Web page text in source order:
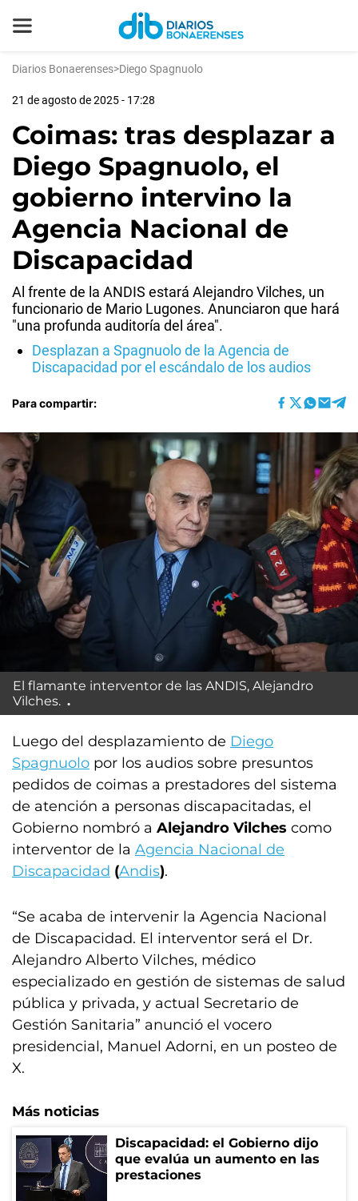
Diarios Bonaerenses>Diego Spagnuolo
21 de agosto de 2025 - 17:28
Coimas: tras desplazar a
Diego Spagnuolo, el
gobierno intervino la
Agencia Nacional de
Discapacidad
Al frente de la ANDIS estará Alejandro Vilches, un
funcionario de Mario Lugones. Anunciaron que hará
"una profunda auditoría del área".
Desplazan a Spagnuolo de la Agencia de
Discapacidad por el escándalo de los audios
Para compartir:
El flamante interventor de las ANDIS, Alejandro
Vilches.
Luego del desplazamiento de Diego
Spagnuolo por los audios sobre presuntos
pedidos de coimas a prestadores del sistema
de atención a personas discapacitadas, el
Gobierno nombró a Alejandro Vilches como
interventor de la Agencia Nacional de
Discapacidad (Andis).
“Se acaba de intervenir la Agencia Nacional
de Discapacidad. El interventor será el Dr.
Alejandro Alberto Vilches, médico
especializado en gestión de sistemas de salud
pública y privada, y actual Secretario de
Gestión Sanitaria” anunció el vocero
presidencial, Manuel Adorni, en un posteo de
X.
Más noticias
Discapacidad: el Gobierno dijo
que evalúa un aumento en las
prestaciones